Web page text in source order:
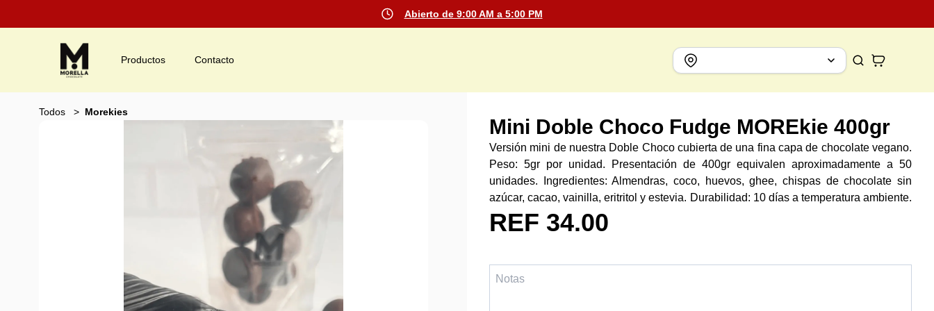
Abierto de 9:00 AM a 5:00 PM
Productos Contacto
Todos Morekies
Mini Doble Choco Fudge MOREkie 400gr
Versión mini de nuestra Doble Choco cubierta de una fina capa de chocolate vegano.
Peso: 5gr por unidad. Presentación de 400gr equivalen aproximadamente a 50
unidades. Ingredientes: Almendras, coco, huevos, ghee, chispas de chocolate sin
azúcar, cacao, vainilla, eritritol y estevia. Durabilidad: 10 días a temperatura ambiente.
15 días en nevera. 3 meses congeladas.
REF 34.00